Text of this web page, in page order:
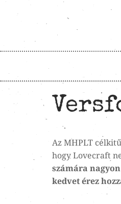
Az MHPLT
hogy Lovecraft
számára
kedvet érez